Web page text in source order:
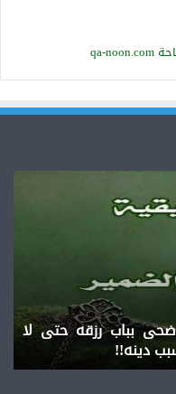
بباب رزقه حتى لا
دينه!!